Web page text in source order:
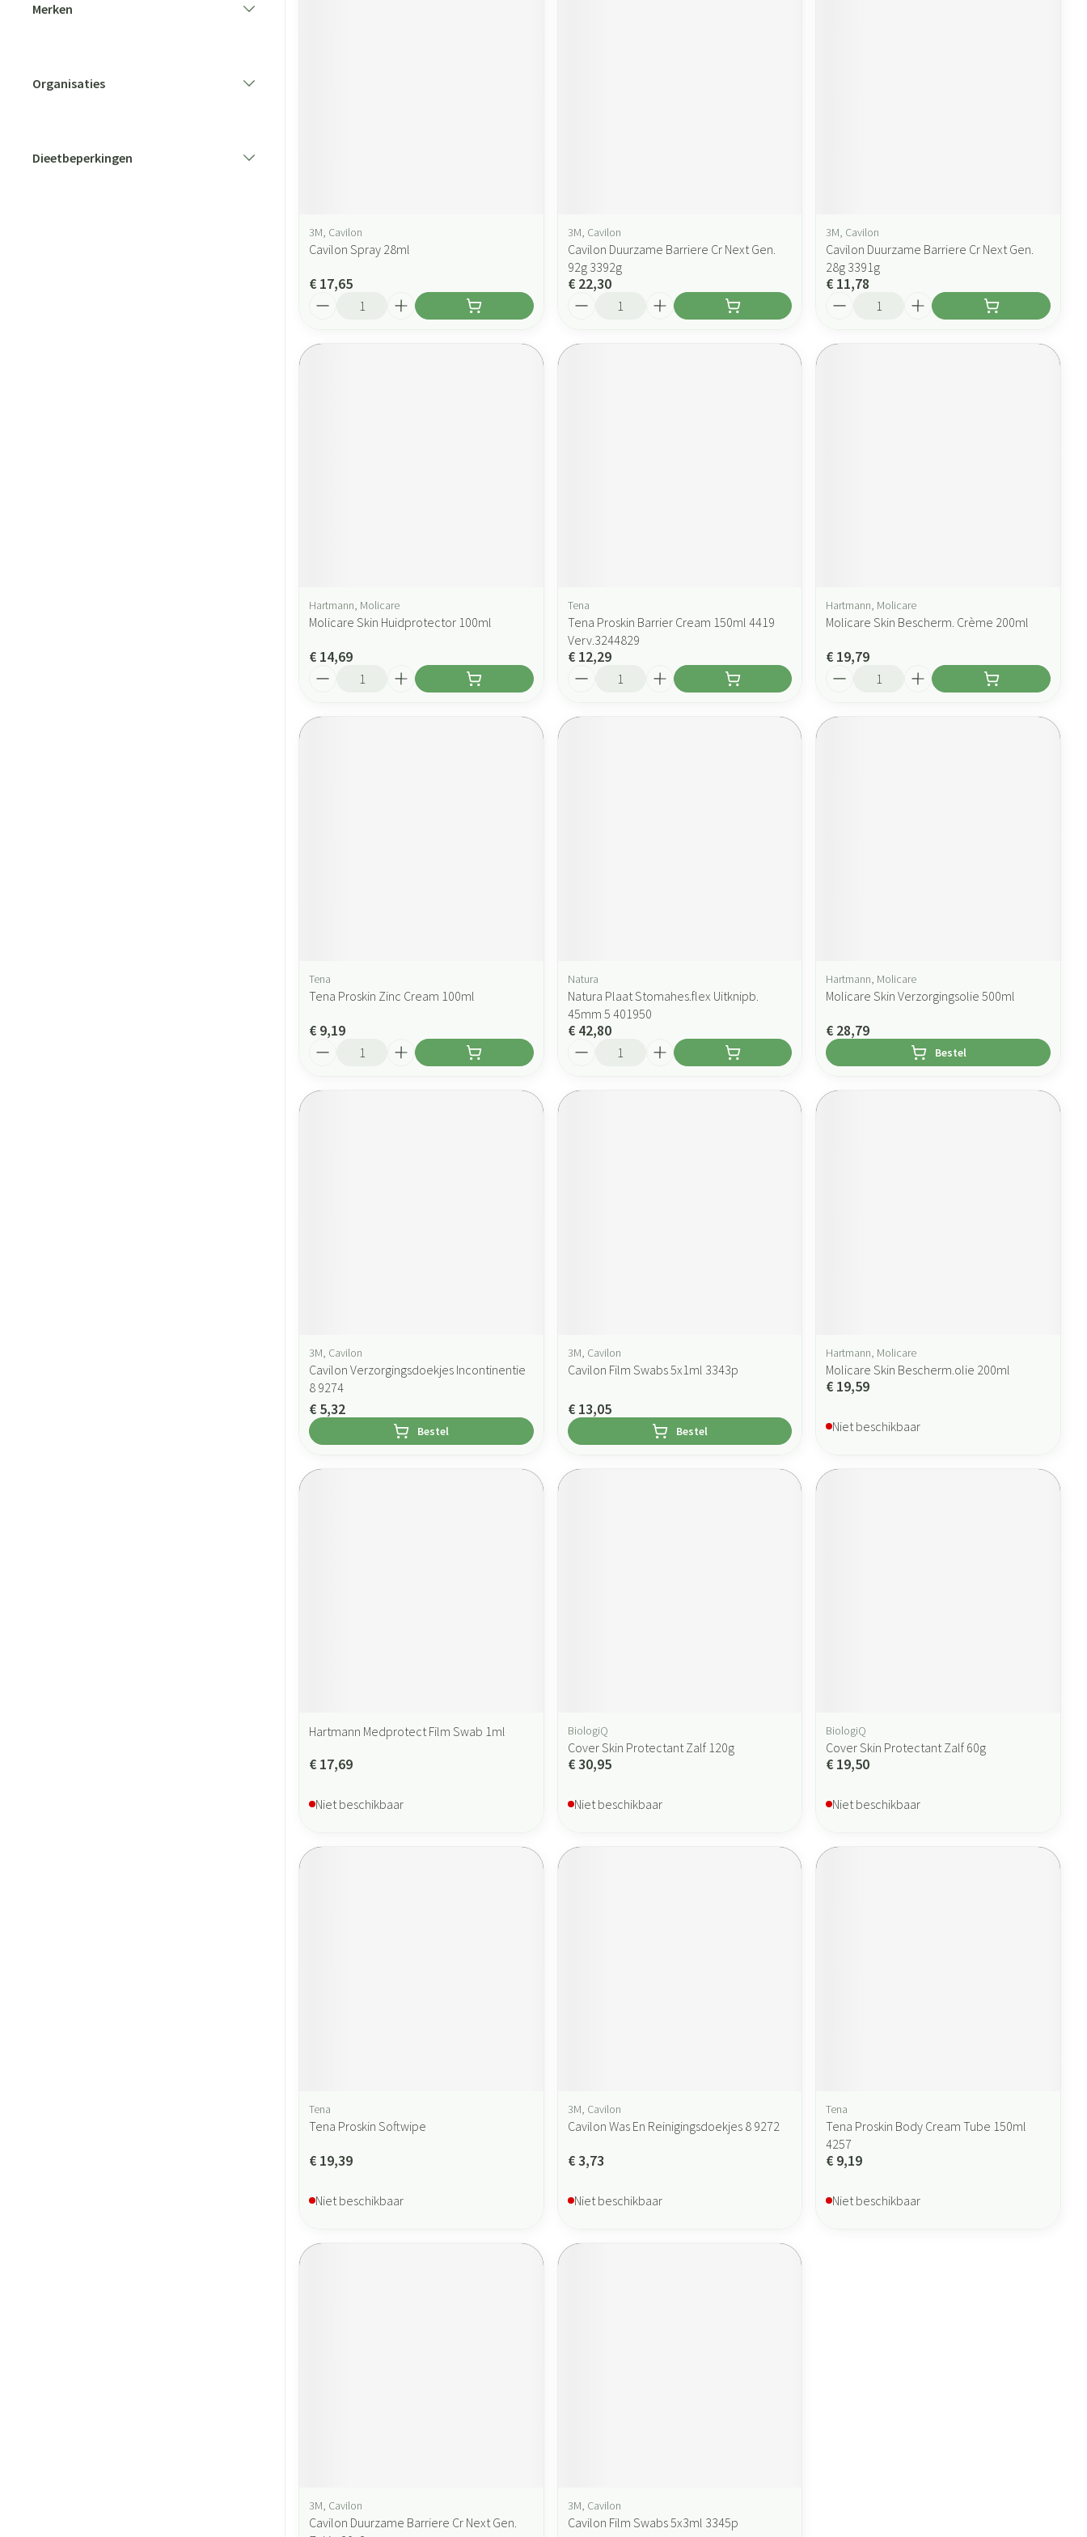
Merken
Organisaties
Dieetbeperkingen
3M, Cavilon
Cavilon Spray 28ml
€ 17,65
3M, Cavilon
Cavilon Duurzame Barriere Cr Next Gen.
92g 3392g
€ 22,30
3M, Cavilon
Cavilon Duurzame Barriere Cr Next Gen.
28g 3391g
€ 11,78
Hartmann, Molicare
Molicare Skin Huidprotector 100ml
€ 14,69
Tena
Tena Proskin Barrier Cream 150ml 4419
Verv.3244829
€ 12,29
Hartmann, Molicare
Molicare Skin Bescherm. Crème 200ml
€ 19,79
Tena
Tena Proskin Zinc Cream 100ml
€ 9,19
Natura
Natura Plaat Stomahes.flex Uitknipb.
45mm 5 401950
€ 42,80
Hartmann, Molicare
Molicare Skin Verzorgingsolie 500ml
€ 28,79
Bestel
3M, Cavilon
Cavilon Verzorgingsdoekjes Incontinentie
8 9274
€ 5,32
Bestel
3M, Cavilon
Cavilon Film Swabs 5x1ml 3343p
€ 13,05
Bestel
Hartmann, Molicare
Molicare Skin Bescherm.olie 200ml
€ 19,59
Niet beschikbaar
Hartmann Medprotect Film Swab 1ml
€ 17,69
Niet beschikbaar
BiologiQ
Cover Skin Protectant Zalf 120g
€ 30,95
Niet beschikbaar
BiologiQ
Cover Skin Protectant Zalf 60g
€ 19,50
Niet beschikbaar
Tena
Tena Proskin Softwipe
€ 19,39
Niet beschikbaar
3M, Cavilon
Cavilon Was En Reinigingsdoekjes 8 9272
€ 3,73
Niet beschikbaar
Tena
Tena Proskin Body Cream Tube 150ml
4257
€ 9,19
Niet beschikbaar
3M, Cavilon
Cavilon Duurzame Barriere Cr Next Gen.
3M, Cavilon
Cavilon Film Swabs 5x3ml 3345p